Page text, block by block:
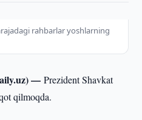
rahbarlar yoshlarning
—Prezident Shavkat
qilmoqda.